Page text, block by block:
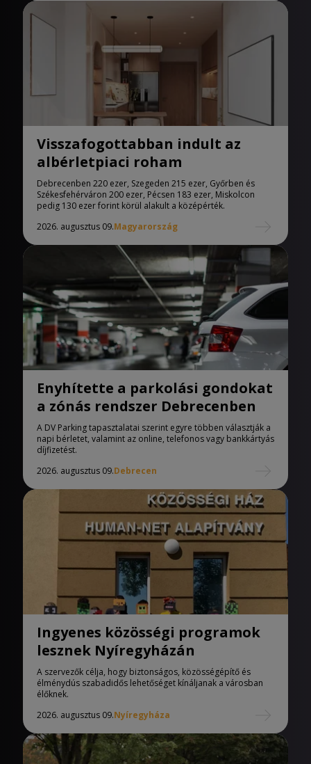
Visszafogottabban indult az
albérletpiaci roham
Debrecenben 220 ezer, Szegeden 215 ezer, Győrben és
Székesfehérváron 200 ezer, Pécsen 183 ezer, Miskolcon
pedig 130 ezer forint körül alakult a középérték.
2026. augusztus 09.Magyarország
Enyhítette a parkolási gondokat
a zónás rendszer Debrecenben
A DV Parking tapasztalatai szerint egyre többen választják a
napi bérletet, valamint az online, telefonos vagy bankkártyás
díjfizetést.
2026. augusztus 09.Debrecen
Ingyenes közösségi programok
lesznek Nyíregyházán
A szervezők célja, hogy biztonságos, közösségépítő és
élménydús szabadidős lehetőséget kínáljanak a városban
élőknek.
2026. augusztus 09.Nyíregyháza